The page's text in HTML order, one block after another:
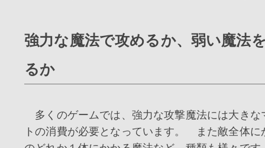
強力な魔法で攻めるか、弱い魔法
るか
多くのゲームでは、強力な攻撃魔法には大きな
トの消費が必要となっています。 また敵全体に